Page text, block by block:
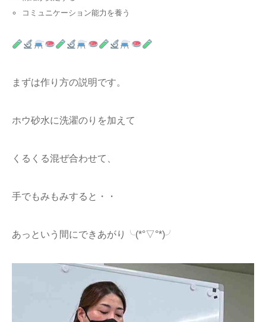
コミュニケーション能力を養う
まずは作り方の説明です。
ホウ砂水に洗濯のりを加えて
くるくる混ぜ合わせて、
手でもみもみすると・・
あっという間にできあがり╰(*°▽°*)╯